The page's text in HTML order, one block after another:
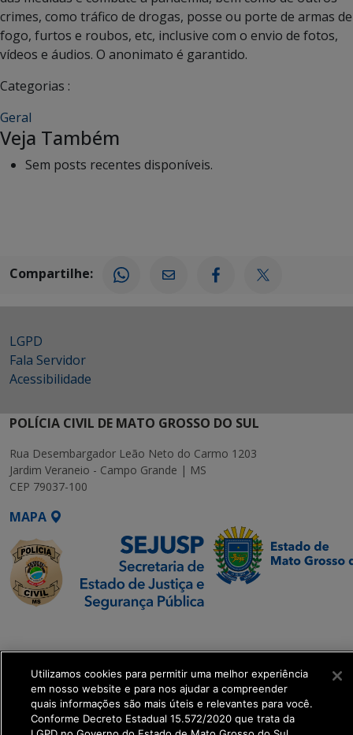
crimes, como tráfico de drogas, posse ou porte de armas de
fogo, furtos e roubos, etc, inclusive com o envio de fotos,
vídeos e áudios. O anonimato é garantido.
Categorias :
Geral
Veja Também
Sem posts recentes disponíveis.
Compartilhe:
LGPD
Fala Servidor
Acessibilidade
POLÍCIA CIVIL DE MATO GROSSO DO SUL
Rua Desembargador Leão Neto do Carmo 1203
Jardim Veraneio - Campo Grande | MS
CEP 79037-100
MAPA
Executiva de
Transformação Digital
get_footer();
Utilizamos cookies para permitir uma melhor experiência
em nosso website e para nos ajudar a compreender
quais informações são mais úteis e relevantes para você.
Conforme Decreto Estadual 15.572/2020 que trata da